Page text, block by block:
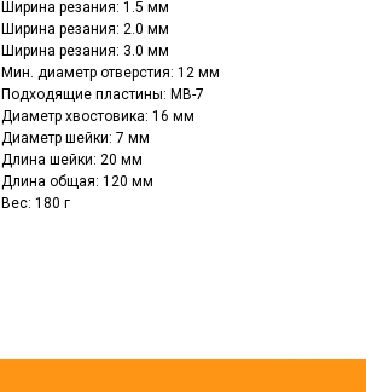
Ширина резания: 1.5 мм
Ширина резания: 2.0 мм
Ширина резания: 3.0 мм
Мин. диаметр отверстия: 12 мм
Подходящие пластины: MB-7
Диаметр хвостовика: 16 мм
Диаметр шейки: 7 мм
Длина шейки: 20 мм
Длина общая: 120 мм
Вес: 180 г